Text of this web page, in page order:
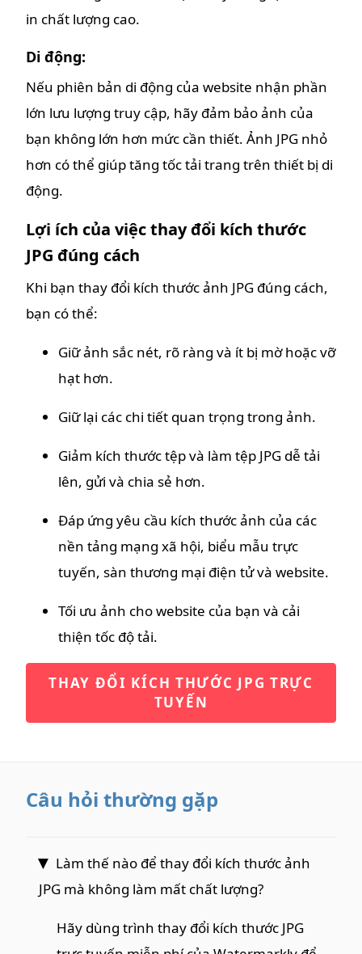
in chất lượng cao.
Di động:
Nếu phiên bản di động của website nhận phần
lớn lưu lượng truy cập, hãy đảm bảo ảnh của
bạn không lớn hơn mức cần thiết. Ảnh JPG nhỏ
hơn có thể giúp tăng tốc tải trang trên thiết bị di
động.
Lợi ích của việc thay đổi kích thước
JPG đúng cách
Khi bạn thay đổi kích thước ảnh JPG đúng cách,
bạn có thể:
Giữ ảnh sắc nét, rõ ràng và ít bị mờ hoặc vỡ
hạt hơn.
Giữ lại các chi tiết quan trọng trong ảnh.
Giảm kích thước tệp và làm tệp JPG dễ tải
lên, gửi và chia sẻ hơn.
Đáp ứng yêu cầu kích thước ảnh của các
nền tảng mạng xã hội, biểu mẫu trực
tuyến, sàn thương mại điện tử và website.
Tối ưu ảnh cho website của bạn và cải
thiện tốc độ tải.
THAY ĐỔI KÍCH THƯỚC JPG TRỰC
TUYẾN
Câu hỏi thường gặp
Làm thế nào để thay đổi kích thước ảnh
JPG mà không làm mất chất lượng?
Hãy dùng trình thay đổi kích thước JPG